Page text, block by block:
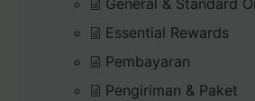
General & Standard
Essential Rewards
Pembayaran
Pengiriman & Paket